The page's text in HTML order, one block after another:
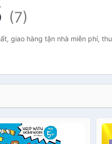
(7)
giao hàng tận nhà miễn phí, thu